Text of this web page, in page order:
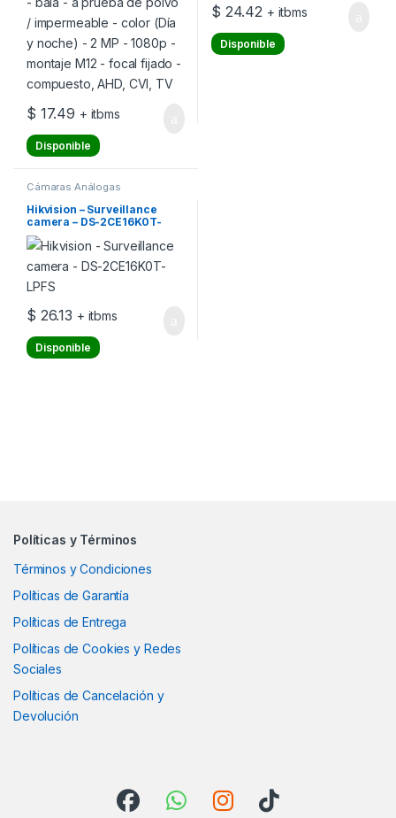
$ 17.49 + itbms
Disponible
$ 24.42 + itbms
Disponible
Cámaras Análogas
Hikvision – Surveillance
camera – DS-2CE16K0T-
LPFS
$ 26.13 + itbms
Disponible
Políticas y Términos
Términos y Condiciones
Políticas de Garantía
Políticas de Entrega
Políticas de Cookies y Redes
Sociales
Políticas de Cancelación y
Devolución